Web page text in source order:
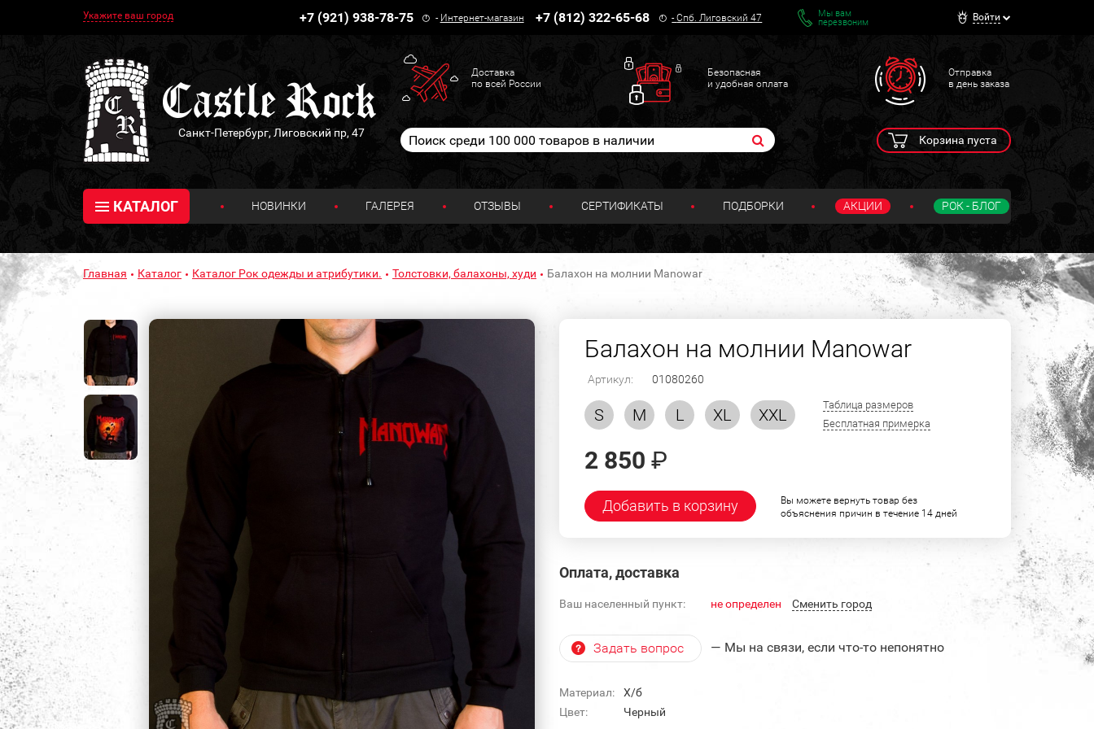
Укажите ваш город +7 (921) 938-78-75 - Интернет-магазин +7 (812) 322-65-68 -Спб. Лиговский 47
Мы вам
перезвоним
Войти
Санкт-Петербург, Лиговский пр, 47
Доставка
по всей России
Безопасная
и удобная оплата
Отправка
в день заказа
Корзина пуста
КАТАЛОГ НОВИНКИ ГАЛЕРЕЯ ОТЗЫВЫ СЕРТИФИКАТЫ ПОДБОРКИ АКЦИИ РОК - БЛОГ
Главная Каталог Каталог Рок одежды и атрибутики. Толстовки, балахоны, худи Балахон на молнии Manowar
Балахон на молнии Manowar
Артикул: 01080260
S M L XL XXL
Таблица размеров
Бесплатная примерка
2 850 ₽
Добавить в корзину
Вы можете вернуть товар без
объяснения причин в течение 14 дней
Оплата, доставка
Ваш населенный пункт: не определен Cменить город
Задать вопрос — Мы на связи, если что-то непонятно
Материал:
Х/б
Цвет:
Черный